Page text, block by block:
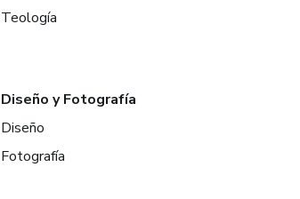
Teología
Diseño y Fotografía
Diseño
Fotografía